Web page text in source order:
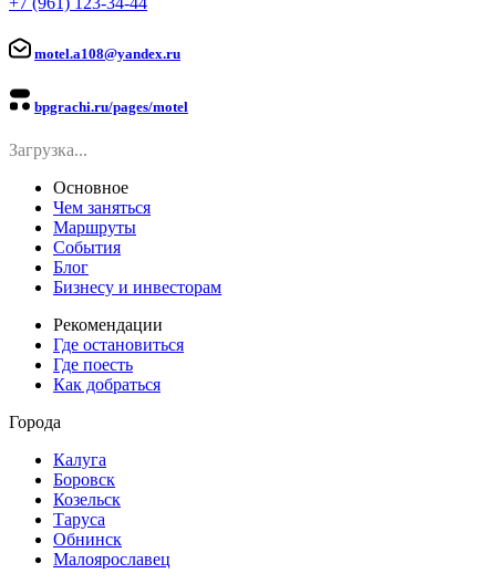
motel.a108@yandex.ru
bpgrachi.ru/pages/motel
Загрузка...
Основное
Чем заняться
Маршруты
События
Блог
Бизнесу и инвесторам
Рекомендации
Где остановиться
Где поесть
Как добраться
Города
Калуга
Боровск
Козельск
Таруса
Обнинск
Малоярославец